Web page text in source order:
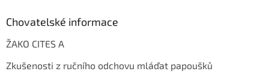
Chovatelské informace
ŽAKO CITES A
Zkušenosti z ručního odchovu mláďat papoušků